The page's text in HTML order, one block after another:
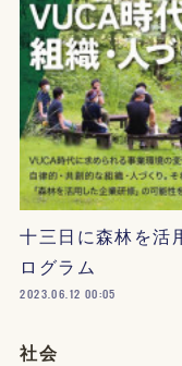
十三日に森林を活
ログラム
2023.06.12 00:05
社会